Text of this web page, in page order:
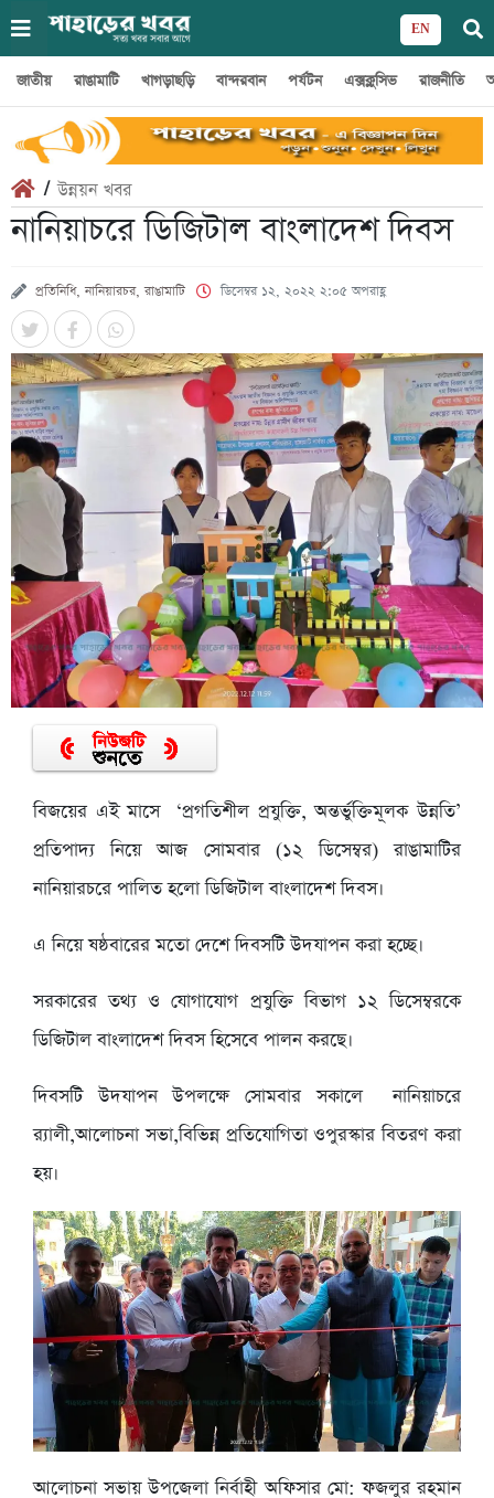
EN
জাতীয় রাঙামাটি খাগড়াছড়ি বান্দরবান পর্যটন এক্সক্লুসিভ রাজনীতি
/উন্নয়ন খবর
নানিয়াচরে ডিজিটাল বাংলাদেশ দিবস
প্রতিনিধি, নানিয়ারচর, রাঙামাটি ডিসেম্বর ১২, ২০২২ ২:০৫ অপরাহ্ণ
বিজয়ের এই মাসে ‘প্রগতিশীল প্রযুক্তি, অন্তর্ভুক্তিমূলক উন্নতি’
প্রতিপাদ্য নিয়ে আজ সোমবার (১২ ডিসেম্বর) রাঙামাটির
নানিয়ারচরে পালিত হলো ডিজিটাল বাংলাদেশ দিবস।
এ নিয়ে ষষ্ঠবারের মতো দেশে দিবসটি উদযাপন করা হচ্ছে।
সরকারের তথ্য ও যোগাযোগ প্রযুক্তি বিভাগ ১২ ডিসেম্বরকে
ডিজিটাল বাংলাদেশ দিবস হিসেবে পালন করছে।
দিবসটি উদযাপন উপলক্ষে সোমবার সকালে নানিয়াচরে
র‍্যালী,আলোচনা সভা,বিভিন্ন প্রতিযোগিতা ওপুরস্কার বিতরণ করা
হয়।
আলোচনা সভায় উপজেলা নির্বাহী অফিসার মো: ফজলুর রহমান